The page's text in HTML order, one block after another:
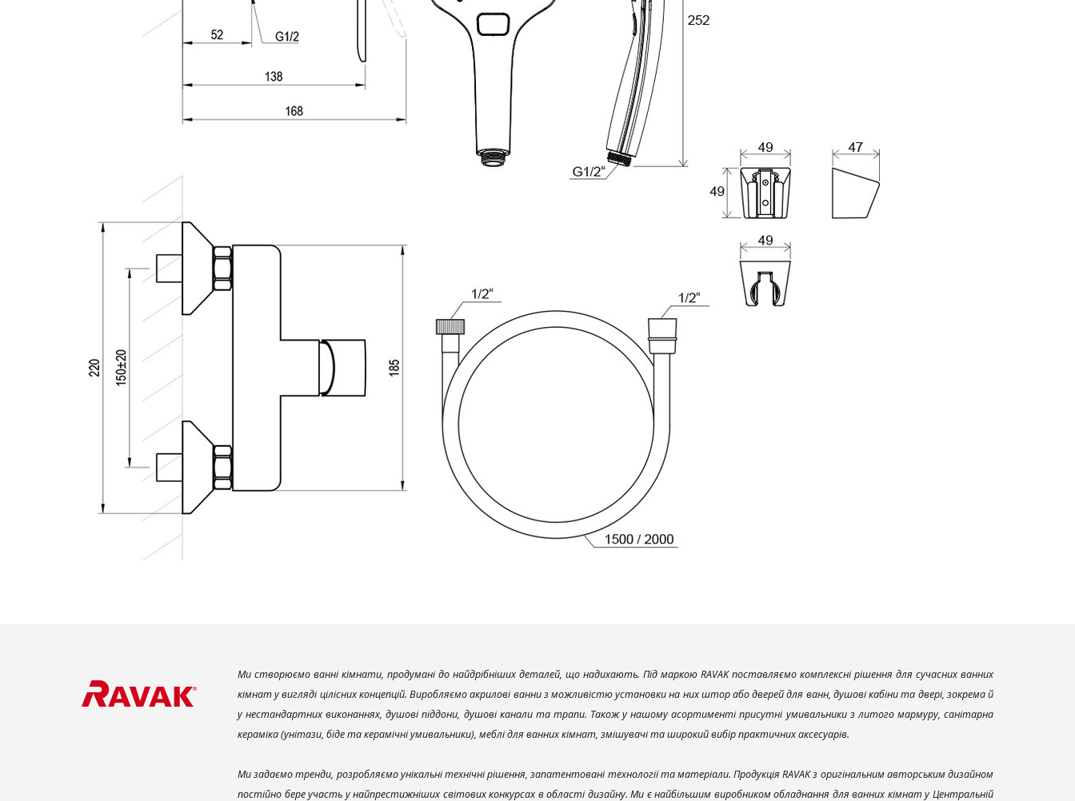
Ми створюємо ванні кімнати, продумані до найдрібніших деталей, що надихають. Під маркою RAVAK поставляємо комплексні рішення для сучасних ванних
кімнат у вигляді цілісних концепцій. Виробляємо акрилові ванни з можливістю установки на них штор або дверей для ванн, душові кабіни та двері, зокрема й
у нестандартних виконаннях, душові піддони, душові канали та трапи. Також у нашому асортименті присутні умивальники з литого мармуру, санітарна
кераміка (унітази, біде та керамічні умивальники), меблі для ванних кімнат, змішувачі та широкий вибір практичних аксесуарів.
Ми задаємо тренди, розробляємо унікальні технічні рішення, запатентовані технології та матеріали. Продукція RAVAK з оригінальним авторським дизайном
постійно бере участь у найпрестижніших світових конкурсах в області дизайну. Ми є найбільшим виробником обладнання для ванних кімнат у Центральній